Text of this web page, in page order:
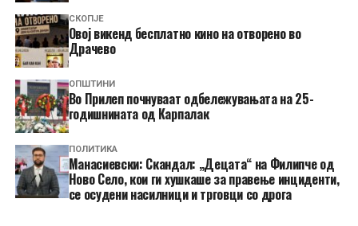
СКОПЈЕ
​Овој викенд бесплатно кино на отворено во
Драчево
ОПШТИНИ
Во Прилеп почнуваат одбележувањата на 25-
годишнината од Карпалак
ПОЛИТИКА
Манасиевски: Скандал: „Децата“ на Филипче од
Ново Село, кои ги хушкаше за правење инциденти,
се осудени насилници и трговци со дрога